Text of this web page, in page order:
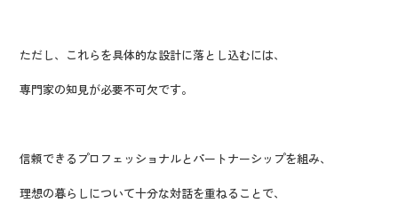
ただし、これらを具体的な設計に落とし込むには、
専門家の知見が必要不可欠です。
信頼できるプロフェッショナルとパートナーシップを組み、
理想の暮らしについて十分な対話を重ねることで、